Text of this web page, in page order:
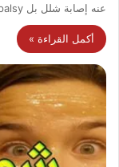
عنه إصابة شلل بل Bell’s palsy. وهو شلل…
أكمل القراءة »